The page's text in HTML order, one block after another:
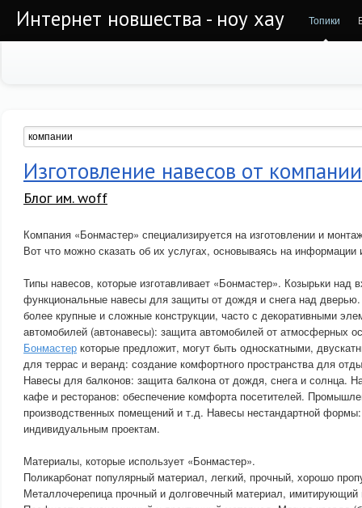
Интернет новшества - ноу хау Топики
Изготовление навесов от
Блог им. woff
Компания «Бонмастер» специализируется на изготовлении и
Вот что можно сказать об их услугах, основываясь на информации
Типы навесов, которые изготавливает «Бонмастер». Козырьки над
функциональные навесы для защиты от дождя и снега над
более крупные и сложные конструкции, часто с декоративными
автомобилей (автонавесы): защита автомобилей от атмосферных
Бонмастер которые предложит, могут быть односкатными,
для террас и веранд: создание комфортного пространства для
Навесы для балконов: защита балкона от дождя, снега и солнца.
кафе и ресторанов: обеспечение комфорта посетителей.
производственных помещений и т.д. Навесы нестандартной формы:
индивидуальным проектам.
Материалы, которые использует «Бонмастер».
Поликарбонат популярный материал, легкий, прочный, хорошо
Металлочерепица прочный и долговечный материал, имитирующий